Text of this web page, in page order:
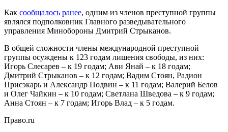
Как сообщалось ранее, одним из членов преступной группы
являлся подполковник Главного разведывательного
управления Минобороны Дмитрий Стрыканов.
В общей сложности члены международной преступной
группы осуждены к 123 годам лишения свободы, из них:
Игорь Слесарев – к 19 годам; Ави Янай – к 18 годам;
Дмитрий Стрыканов – к 12 годам; Вадим Стоян, Радион
Присэкарь и Александр Подвин – к 11 годам; Валерий Белов
и Олег Чайкин – к 10 годам; Светлана Шведова – к 9 годам;
Анна Стоян – к 7 годам; Игорь Влад – к 5 годам.
Право.ru